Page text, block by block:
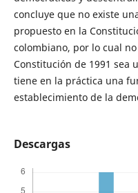
concluye que no existe
propuesto en la
colombiano, por lo cual
Constitución de 1991 sea
tiene en la práctica una
establecimiento de la
Descargas